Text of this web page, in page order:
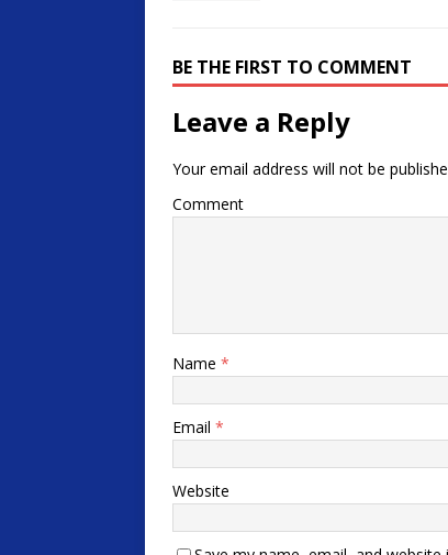
BE THE FIRST TO COMMENT
Leave a Reply
Your email address will not be
Comment
Name *
Email *
Website